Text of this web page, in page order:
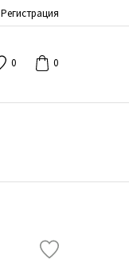
Регистрация
0 0